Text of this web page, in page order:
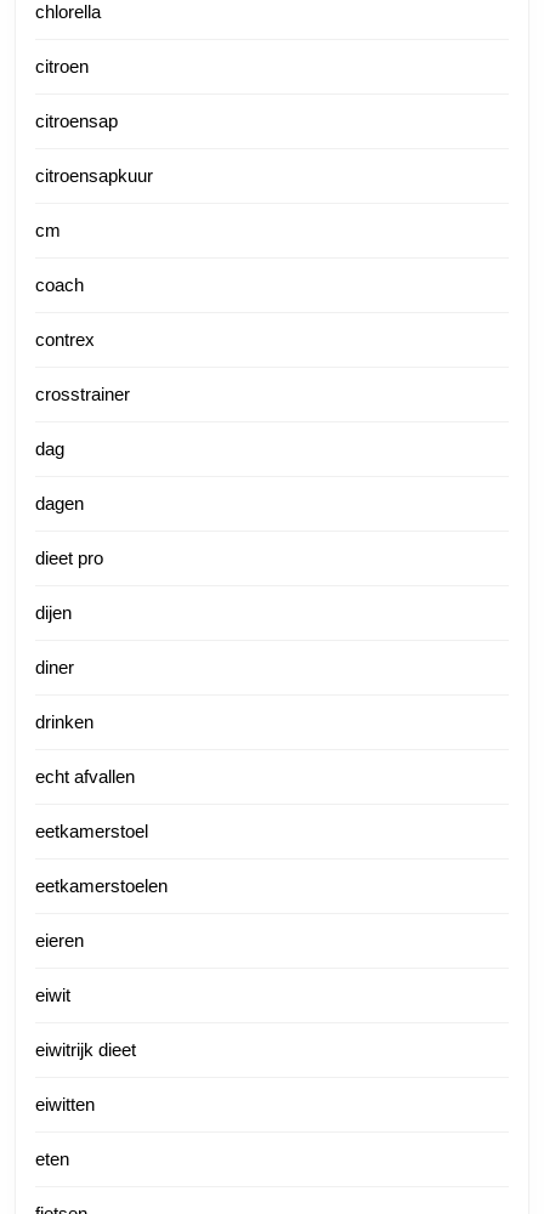
chlorella
citroen
citroensap
citroensapkuur
cm
coach
contrex
crosstrainer
dag
dagen
dieet pro
dijen
diner
drinken
echt afvallen
eetkamerstoel
eetkamerstoelen
eieren
eiwit
eiwitrijk dieet
eiwitten
eten